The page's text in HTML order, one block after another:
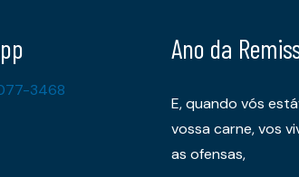
3468
Ano da
E, quando vós
vossa carne, vos
as ofensas,